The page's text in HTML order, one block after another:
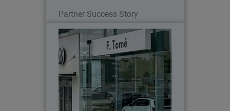
Partner Success Story
Grupo F. Tomé
Grupo F. Tomé confía en las soluciones
de seguridad de red y endpoint de
WatchGuard para unificar y gestionar
su red de concesionarios.